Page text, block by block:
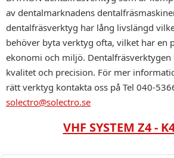
av dentalmarknadens
dentalfräsverktyg har lång livslängd
behöver byta verktyg ofta, vilket har en
ekonomi och miljö. Dentalfräsverktygen
kvalitet och precision. För mer
rätt verktyg kontakta oss på Tel 040-
solectro@solectro.se
VHF SYSTEM Z4 -